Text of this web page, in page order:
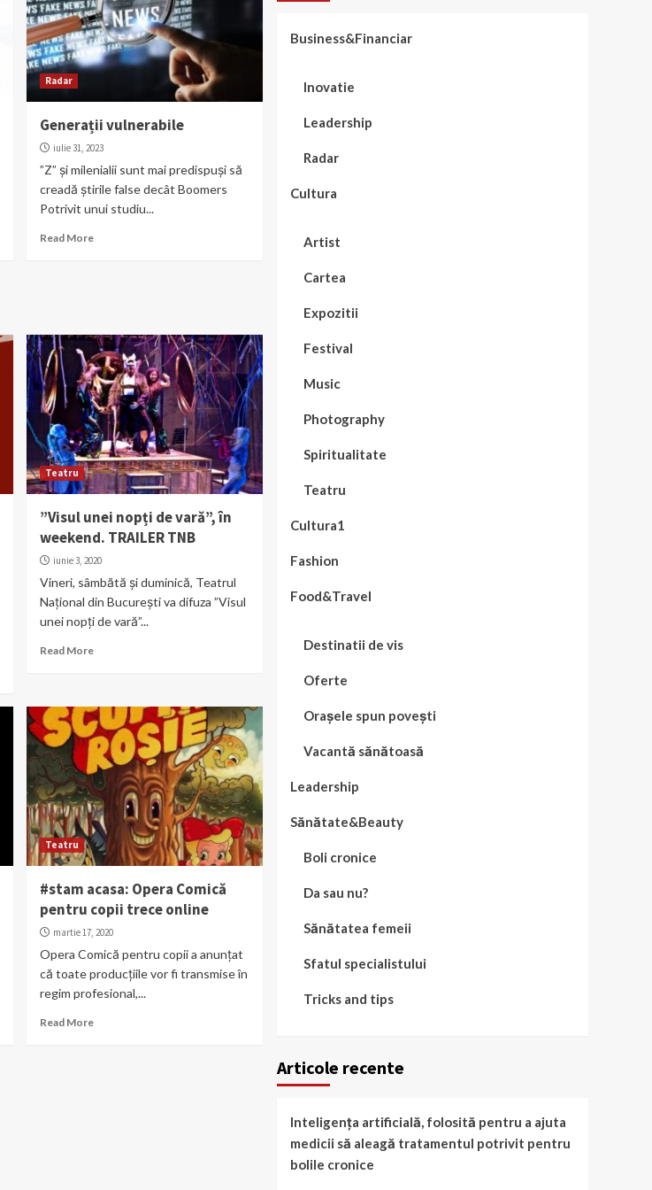
Radar
Generații vulnerabile
iulie 31, 2023
”Z” și milenialii sunt mai predispuși să
creadă știrile false decât Boomers
Potrivit unui studiu...
Read More
Teatru
”Visul unei nopți de vară”, în
weekend. TRAILER TNB
iunie 3, 2020
Vineri, sâmbătă și duminică, Teatrul
Național din București va difuza ”Visul
unei nopți de vară”...
Read More
Teatru
#stam acasa: Opera Comică
pentru copii trece online
martie 17, 2020
Opera Comică pentru copii a anunțat
că toate producțiile vor fi transmise în
regim profesional,...
Read More
Business&Financiar
Inovatie
Leadership
Radar
Cultura
Artist
Cartea
Expozitii
Festival
Music
Photography
Spiritualitate
Teatru
Cultura1
Fashion
Food&Travel
Destinatii de vis
Oferte
Orașele spun povești
Vacantă sănătoasă
Leadership
Sănătate&Beauty
Boli cronice
Da sau nu?
Sănătatea femeii
Sfatul specialistului
Tricks and tips
Articole recente
Inteligența artificială, folosită pentru a ajuta
medicii să aleagă tratamentul potrivit pentru
bolile cronice